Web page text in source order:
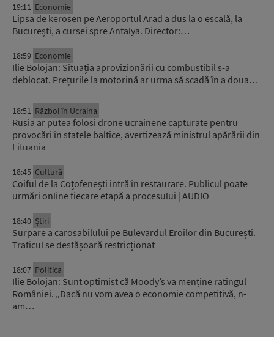
19:11 Economie
Lipsa de kerosen pe Aeroportul Arad a dus la o escală, la
București, a cursei spre Antalya. Director:…
18:59 Economie
Ilie Bolojan: Situaţia aprovizionării cu combustibil s-a
deblocat. Prețurile la motorină ar urma să scadă în a doua…
18:51 Război în Ucraina
Rusia ar putea folosi drone ucrainene capturate pentru
provocări în statele baltice, avertizează ministrul apărării din
Lituania
18:45 Cultură
Coiful de la Coțofenești intră în restaurare. Publicul poate
urmări online fiecare etapă a procesului | AUDIO
18:40 Știri
Surpare a carosabilului pe Bulevardul Eroilor din București.
Traficul se desfășoară restricționat
18:07 Politica
Ilie Bolojan: Sunt optimist că Moody’s va menține ratingul
României. „Dacă nu vom avea o economie competitivă, n-
am…